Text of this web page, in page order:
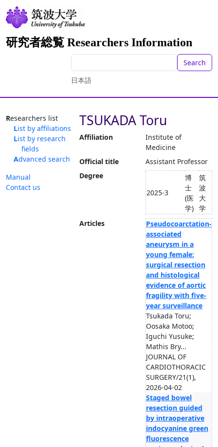
研究者総覧 Researchers Information
Search
日本語
Researchers list
List by affiliations
List by research
fields
Advanced search
Manual
Contact us
TSUKADA Toru
Affiliation
Institute of
Medicine
Official title
Assistant Professor
Degree
2025-3
博
士
(医
学)
筑
波
大
学
Articles
Pseudocoarctation-
associated
aneurysm in a
young female:
surgical resection
and histological
evidence of aortic
fragility with five-
year surveillance
Tsukada Toru;
Oosaka Motoo;
Iguchi Yusuke;
Mathis Bry...
JOURNAL OF
CARDIOTHORACIC
SURGERY/21(1),
2026-04-02
Staged bowel
resection guided
by intraoperative
indocyanine green
fluorescence